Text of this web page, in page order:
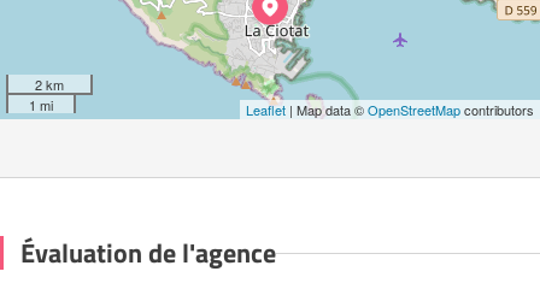
2 km
1 mi
Leaflet | Map data ©OpenStreetMapcontributors
Évaluation de l'agence